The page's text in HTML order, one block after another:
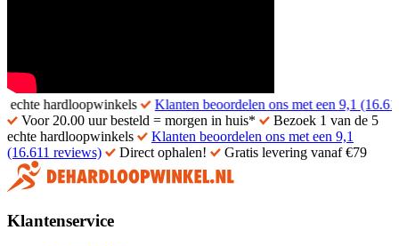
Klanten beoordelen ons met een 9,1 (16.611
Voor 20.00 uur besteld = morgen in huis*
Bezoek 1 van de 5
echte hardloopwinkels
Klanten beoordelen ons met een 9,1
(16.611 reviews)
Direct ophalen! Gratis levering vanaf €79
Klantenservice